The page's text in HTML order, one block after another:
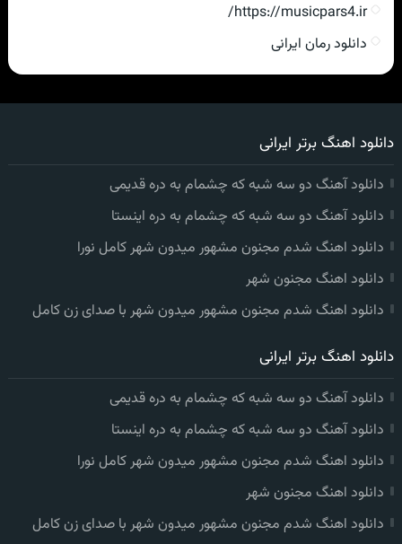
https://musicpars4.ir/
دانلود رمان ایرانی
دانلود اهنگ برتر ایرانی
دانلود آهنگ دو سه شبه که چشمام به دره قدیمی
دانلود آهنگ دو سه شبه که چشمام به دره اینستا
دانلود اهنگ شدم مجنون مشهور میدون شهر کامل نورا
دانلود اهنگ مجنون شهر
دانلود اهنگ شدم مجنون مشهور میدون شهر با صدای زن کامل
دانلود اهنگ برتر ایرانی
دانلود آهنگ دو سه شبه که چشمام به دره قدیمی
دانلود آهنگ دو سه شبه که چشمام به دره اینستا
دانلود اهنگ شدم مجنون مشهور میدون شهر کامل نورا
دانلود اهنگ مجنون شهر
دانلود اهنگ شدم مجنون مشهور میدون شهر با صدای زن کامل